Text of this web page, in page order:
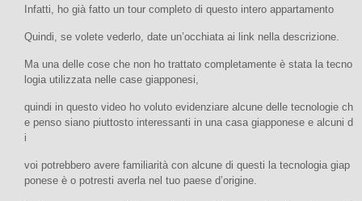
Infatti, ho già fatto un tour completo di questo intero appartamento
Quindi, se volete vederlo, date un’occhiata ai link nella descrizione.
Ma una delle cose che non ho trattato completamente è stata la tecno
logia utilizzata nelle case giapponesi,
quindi in questo video ho voluto evidenziare alcune delle tecnologie ch
e penso siano piuttosto interessanti in una casa giapponese e alcuni d
i
voi potrebbero avere familiarità con alcune di questi la tecnologia giap
ponese è o potresti averla nel tuo paese d’origine.